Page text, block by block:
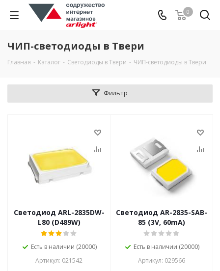
0
ЧИП-светодиоды в Твери
Главная - Каталог - Светодиоды в Твери - ЧИП-светодиоды в Твери
Фильтр
Светодиод ARL-2835DW-
L80 (D489W)
Есть в наличии (20000)
Артикул: 021542
Светодиод AR-2835-SAB-
85 (3V, 60mA)
Есть в наличии (20000)
Артикул: 029566